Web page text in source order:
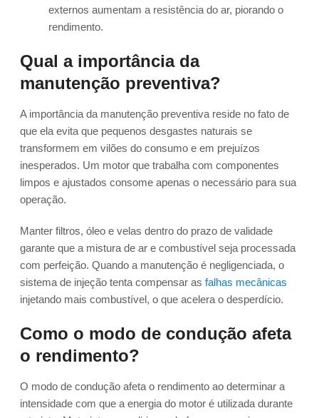
externos aumentam a resistência do ar, piorando o
rendimento.
Qual a importância da
manutenção preventiva?
A importância da manutenção preventiva reside no fato de
que ela evita que pequenos desgastes naturais se
transformem em vilões do consumo e em prejuízos
inesperados. Um motor que trabalha com componentes
limpos e ajustados consome apenas o necessário para sua
operação.
Manter filtros, óleo e velas dentro do prazo de validade
garante que a mistura de ar e combustível seja processada
com perfeição. Quando a manutenção é negligenciada, o
sistema de injeção tenta compensar as falhas mecânicas
injetando mais combustível, o que acelera o desperdício.
Como o modo de condução afeta
o rendimento?
O modo de condução afeta o rendimento ao determinar a
intensidade com que a energia do motor é utilizada durante